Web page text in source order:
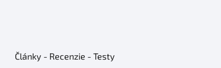
Články - Recenzie - Testy